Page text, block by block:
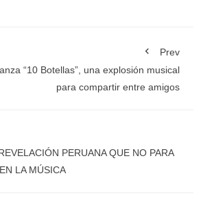
Prev
“10 Botellas”, una explosión musical
para compartir entre amigos
PERUANA QUE NO PARA
LA MÚSICA